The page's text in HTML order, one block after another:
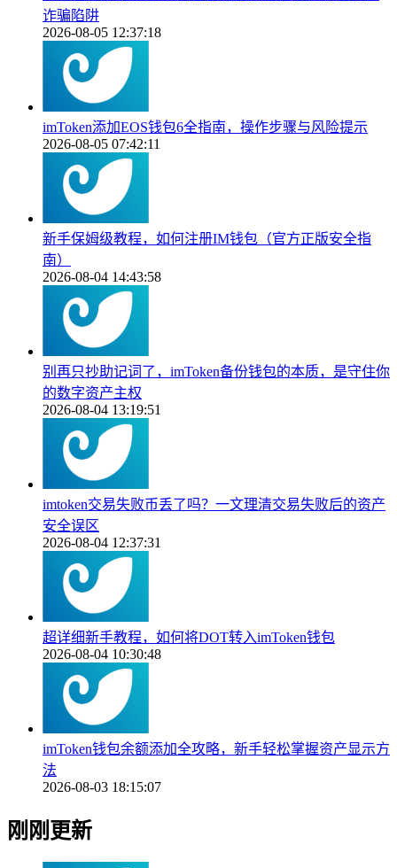
诈骗陷阱
2026-08-05 12:37:18
imToken添加EOS钱包6全指南，操作步骤与风险提示
2026-08-05 07:42:11
新手保姆级教程，如何注册IM钱包（官方正版安全指
南）
2026-08-04 14:43:58
别再只抄助记词了，imToken备份钱包的本质，是守住你
的数字资产主权
2026-08-04 13:19:51
imtoken交易失败币丢了吗？一文理清交易失败后的资产
安全误区
2026-08-04 12:37:31
超详细新手教程，如何将DOT转入imToken钱包
2026-08-04 10:30:48
imToken钱包余额添加全攻略，新手轻松掌握资产显示方
法
2026-08-03 18:15:07
刚刚更新